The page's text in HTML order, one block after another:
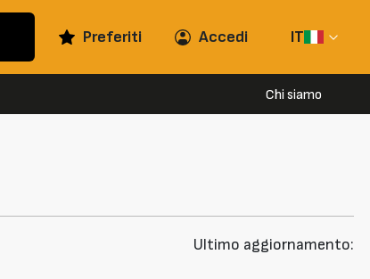
Preferiti Accedi IT
Chi siamo
Ultimo aggiornamento: